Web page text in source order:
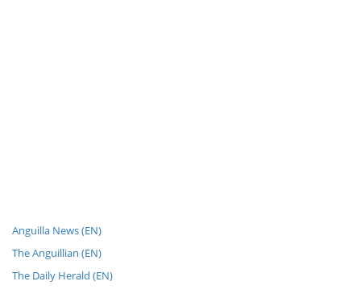
Anguilla News (EN)
The Anguillian (EN)
The Daily Herald (EN)